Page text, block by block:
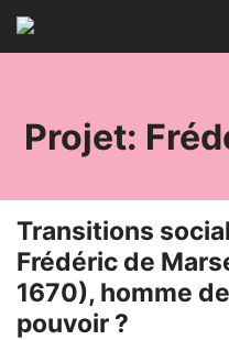
Aller au contenu
Projet:
Transitions
Frédéric de
1670), homme
pouvoir ?